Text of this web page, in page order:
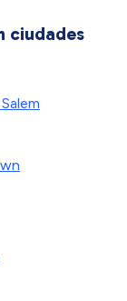
ciudades